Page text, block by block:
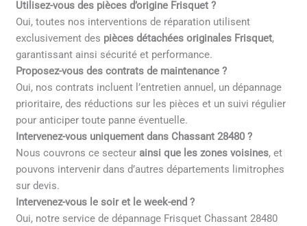
Utilisez-vous des pièces d’origine Frisquet ?
Oui, toutes nos interventions de réparation utilisent
exclusivement des pièces détachées originales Frisquet,
garantissant ainsi sécurité et performance.
Proposez-vous des contrats de maintenance ?
Oui, nos contrats incluent l’entretien annuel, un dépannage
prioritaire, des réductions sur les pièces et un suivi régulier
pour anticiper toute panne éventuelle.
Intervenez-vous uniquement dans Chassant 28480 ?
Nous couvrons ce secteur ainsi que les zones voisines, et
pouvons intervenir dans d’autres départements limitrophes
sur devis.
Intervenez-vous le soir et le week-end ?
Oui, notre service de dépannage Frisquet Chassant 28480